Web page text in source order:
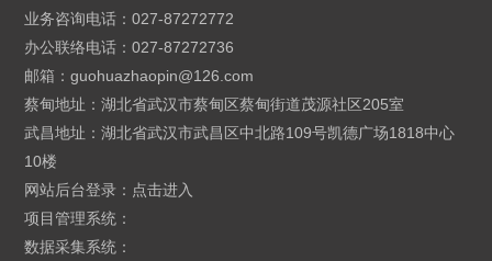
业务咨询电话：027-87272772
办公联络电话：027-87272736
邮箱：guohuazhaopin@126.com
蔡甸地址：湖北省武汉市蔡甸区蔡甸街道茂源社区205室
武昌地址：湖北省武汉市武昌区中北路109号凯德广场1818中心
10楼
网站后台登录： 点击进入
项目管理系统：
数据采集系统：